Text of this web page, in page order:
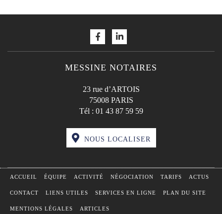
MESSINE NOTAIRES
23 rue d’ARTOIS
75008 PARIS
Tél : 01 43 87 59 59
NOUS LOCALISER
ACCUEIL ÉQUIPE ACTIVITÉ NÉGOCIATION TARIFS ACTUS
CONTACT LIENS UTILES SERVICES EN LIGNE PLAN DU SITE
MENTIONS LÉGALES ARTICLES